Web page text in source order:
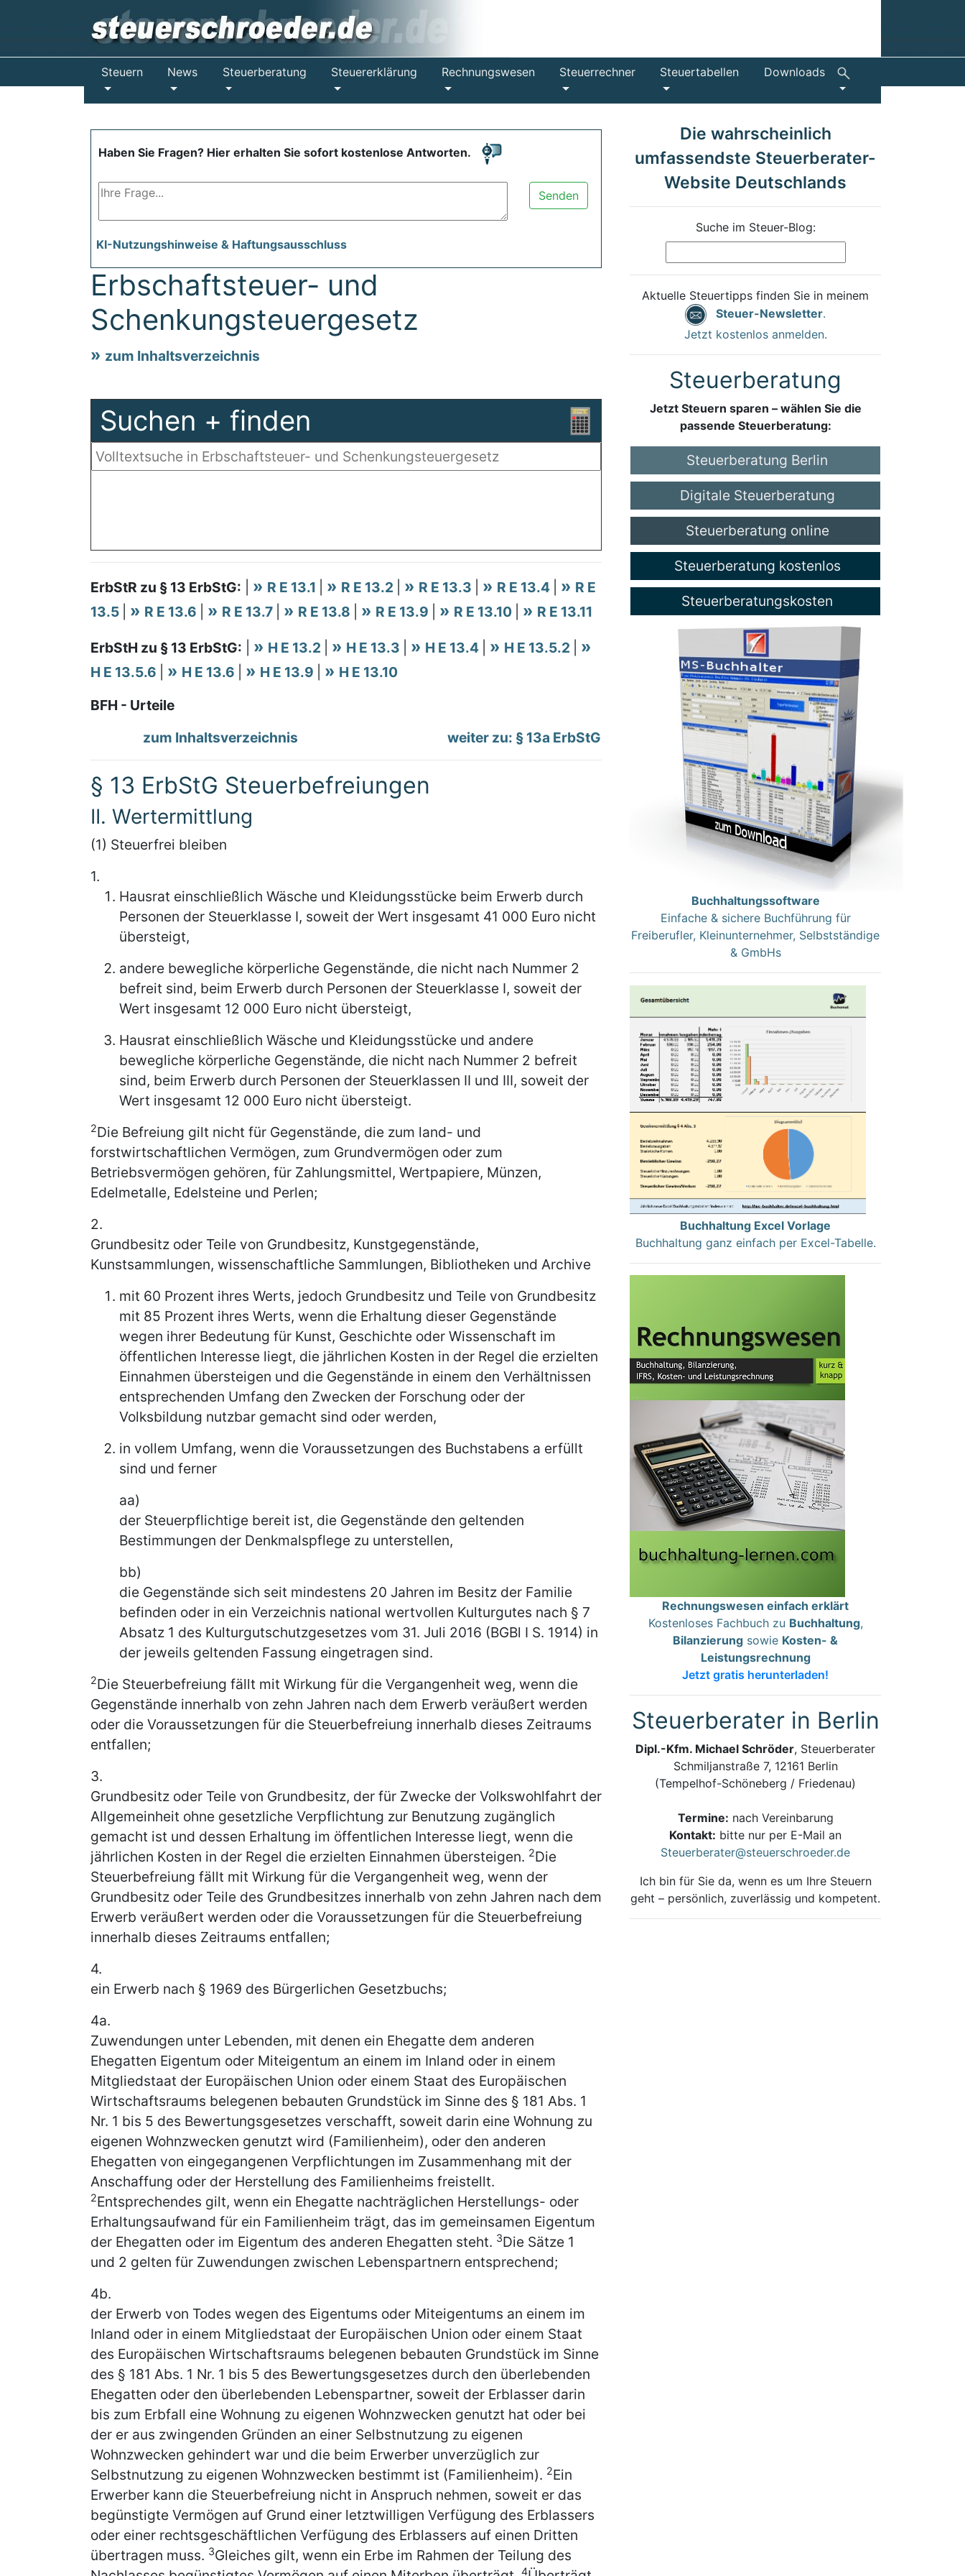
Steuern News Steuerberatung Steuererklärung Rechnungswesen Steuerrechner Steuertabellen Downloads
Haben Sie Fragen? Hier erhalten Sie sofort kostenlose Antworten.
Senden
KI-Nutzungshinweise & Haftungsausschluss
Erbschaftsteuer- und
Schenkungsteuergesetz
zum Inhaltsverzeichnis
Suchen + finden
ErbStR zu § 13 ErbStG: R E 13.1 R E 13.2 R E 13.3 R E 13.4
R E
13.5
R E 13.6 R E 13.7 R E 13.8 R E 13.9 R E 13.10 R E 13.11
ErbStH zu § 13 ErbStG: H E 13.2 H E 13.3 H E 13.4 H E 13.5.2
H E 13.5.6
H E 13.6 H E 13.9
H E 13.10
BFH - Urteile
zum Inhaltsverzeichnis
weiter zu: § 13a ErbStG
§ 13 ErbStG Steuerbefreiungen
II. Wertermittlung
(1) Steuerfrei bleiben
1.
Hausrat einschließlich Wäsche und Kleidungsstücke beim Erwerb durch
Personen der Steuerklasse I, soweit der Wert insgesamt 41 000 Euro nicht
übersteigt,
andere bewegliche körperliche Gegenstände, die nicht nach Nummer 2
befreit sind, beim Erwerb durch Personen der Steuerklasse I, soweit der
Wert insgesamt 12 000 Euro nicht übersteigt,
Hausrat einschließlich Wäsche und Kleidungsstücke und andere
bewegliche körperliche Gegenstände, die nicht nach Nummer 2 befreit
sind, beim Erwerb durch Personen der Steuerklassen II und III, soweit der
Wert insgesamt 12 000 Euro nicht übersteigt.
2Die Befreiung gilt nicht für Gegenstände, die zum land- und
forstwirtschaftlichen Vermögen, zum Grundvermögen oder zum
Betriebsvermögen gehören, für Zahlungsmittel, Wertpapiere, Münzen,
Edelmetalle, Edelsteine und Perlen;
2.
Grundbesitz oder Teile von Grundbesitz, Kunstgegenstände,
Kunstsammlungen, wissenschaftliche Sammlungen, Bibliotheken und Archive
mit 60 Prozent ihres Werts, jedoch Grundbesitz und Teile von Grundbesitz
mit 85 Prozent ihres Werts, wenn die Erhaltung dieser Gegenstände
wegen ihrer Bedeutung für Kunst, Geschichte oder Wissenschaft im
öffentlichen Interesse liegt, die jährlichen Kosten in der Regel die erzielten
Einnahmen übersteigen und die Gegenstände in einem den Verhältnissen
entsprechenden Umfang den Zwecken der Forschung oder der
Volksbildung nutzbar gemacht sind oder werden,
in vollem Umfang, wenn die Voraussetzungen des Buchstabens a erfüllt
sind und ferner
aa)
der Steuerpflichtige bereit ist, die Gegenstände den geltenden
Bestimmungen der Denkmalspflege zu unterstellen,
bb)
die Gegenstände sich seit mindestens 20 Jahren im Besitz der Familie
befinden oder in ein Verzeichnis national wertvollen Kulturgutes nach § 7
Absatz 1 des Kulturgutschutzgesetzes vom 31. Juli 2016 (BGBl I S. 1914) in
der jeweils geltenden Fassung eingetragen sind.
2Die Steuerbefreiung fällt mit Wirkung für die Vergangenheit weg, wenn die
Gegenstände innerhalb von zehn Jahren nach dem Erwerb veräußert werden
oder die Voraussetzungen für die Steuerbefreiung innerhalb dieses Zeitraums
entfallen;
3.
Grundbesitz oder Teile von Grundbesitz, der für Zwecke der Volkswohlfahrt der
Allgemeinheit ohne gesetzliche Verpflichtung zur Benutzung zugänglich
gemacht ist und dessen Erhaltung im öffentlichen Interesse liegt, wenn die
jährlichen Kosten in der Regel die erzielten Einnahmen übersteigen. 2Die
Steuerbefreiung fällt mit Wirkung für die Vergangenheit weg, wenn der
Grundbesitz oder Teile des Grundbesitzes innerhalb von zehn Jahren nach dem
Erwerb veräußert werden oder die Voraussetzungen für die Steuerbefreiung
innerhalb dieses Zeitraums entfallen;
4.
ein Erwerb nach § 1969 des Bürgerlichen Gesetzbuchs;
4a.
Zuwendungen unter Lebenden, mit denen ein Ehegatte dem anderen
Ehegatten Eigentum oder Miteigentum an einem im Inland oder in einem
Mitgliedstaat der Europäischen Union oder einem Staat des Europäischen
Wirtschaftsraums belegenen bebauten Grundstück im Sinne des § 181 Abs. 1
Nr. 1 bis 5 des Bewertungsgesetzes verschafft, soweit darin eine Wohnung zu
eigenen Wohnzwecken genutzt wird (Familienheim), oder den anderen
Ehegatten von eingegangenen Verpflichtungen im Zusammenhang mit der
Anschaffung oder der Herstellung des Familienheims freistellt.
2Entsprechendes gilt, wenn ein Ehegatte nachträglichen Herstellungs- oder
Erhaltungsaufwand für ein Familienheim trägt, das im gemeinsamen Eigentum
der Ehegatten oder im Eigentum des anderen Ehegatten steht. 3Die Sätze 1
und 2 gelten für Zuwendungen zwischen Lebenspartnern entsprechend;
4b.
der Erwerb von Todes wegen des Eigentums oder Miteigentums an einem im
Inland oder in einem Mitgliedstaat der Europäischen Union oder einem Staat
des Europäischen Wirtschaftsraums belegenen bebauten Grundstück im Sinne
des § 181 Abs. 1 Nr. 1 bis 5 des Bewertungsgesetzes durch den überlebenden
Ehegatten oder den überlebenden Lebenspartner, soweit der Erblasser darin
bis zum Erbfall eine Wohnung zu eigenen Wohnzwecken genutzt hat oder bei
der er aus zwingenden Gründen an einer Selbstnutzung zu eigenen
Wohnzwecken gehindert war und die beim Erwerber unverzüglich zur
Selbstnutzung zu eigenen Wohnzwecken bestimmt ist (Familienheim). 2Ein
Erwerber kann die Steuerbefreiung nicht in Anspruch nehmen, soweit er das
begünstigte Vermögen auf Grund einer letztwilligen Verfügung des Erblassers
oder einer rechtsgeschäftlichen Verfügung des Erblassers auf einen Dritten
übertragen muss. 3Gleiches gilt, wenn ein Erbe im Rahmen der Teilung des
4
Die wahrscheinlich
umfassendste Steuerberater-
Website Deutschlands
Suche im Steuer-Blog:
Aktuelle Steuertipps finden Sie in meinem
Steuer-Newsletter.
Jetzt kostenlos anmelden.
Steuerberatung
Jetzt Steuern sparen – wählen Sie die
passende Steuerberatung:
Steuerberatung Berlin
Digitale Steuerberatung
Steuerberatung online
Steuerberatung kostenlos
Steuerberatungskosten
Buchhaltungssoftware
Einfache & sichere Buchführung für
Freiberufler, Kleinunternehmer, Selbstständige
& GmbHs
Buchhaltung Excel Vorlage
Buchhaltung ganz einfach per Excel-Tabelle.
Rechnungswesen einfach erklärt
Kostenloses Fachbuch zu Buchhaltung,
Bilanzierung sowie Kosten- &
Leistungsrechnung
Jetzt gratis herunterladen!
Steuerberater in Berlin
Dipl.-Kfm. Michael Schröder, Steuerberater
Schmiljanstraße 7, 12161 Berlin
(Tempelhof-Schöneberg / Friedenau)
Termine: nach Vereinbarung
Kontakt: bitte nur per E-Mail an
Steuerberater@steuerschroeder.de
Ich bin für Sie da, wenn es um Ihre Steuern
geht – persönlich, zuverlässig und kompetent.